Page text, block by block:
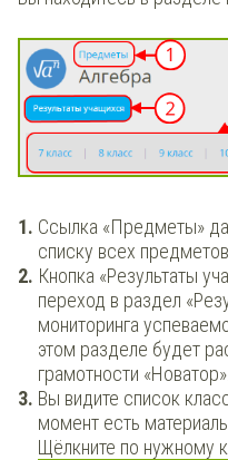
Ссылка «Предметы»
списку всех предметов.
Кнопка «Результаты
переход в раздел
мониторинга
этом разделе будет
грамотности «Новатор».
Вы видите список
момент есть
Щёлкните по нужному